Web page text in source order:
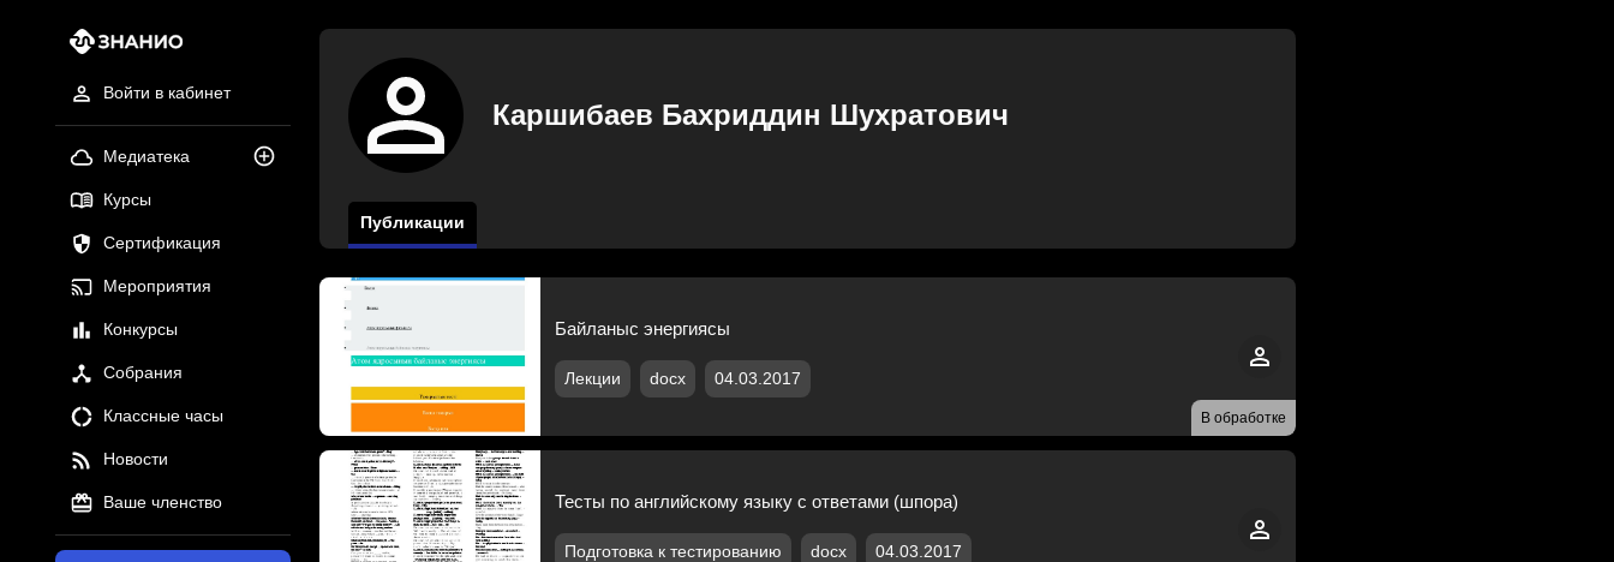
Войти в кабинет
Медиатека
Курсы
Сертификация
Мероприятия
Конкурсы
Собрания
Классные часы
Новости
Ваше членство
Каршибаев Бахриддин Шухратович
Публикации
В обработке
Байланыс энергиясы
Лекции docx 04.03.2017
Тесты по английскому языку с ответами (шпора)
Подготовка к тестированию docx 04.03.2017